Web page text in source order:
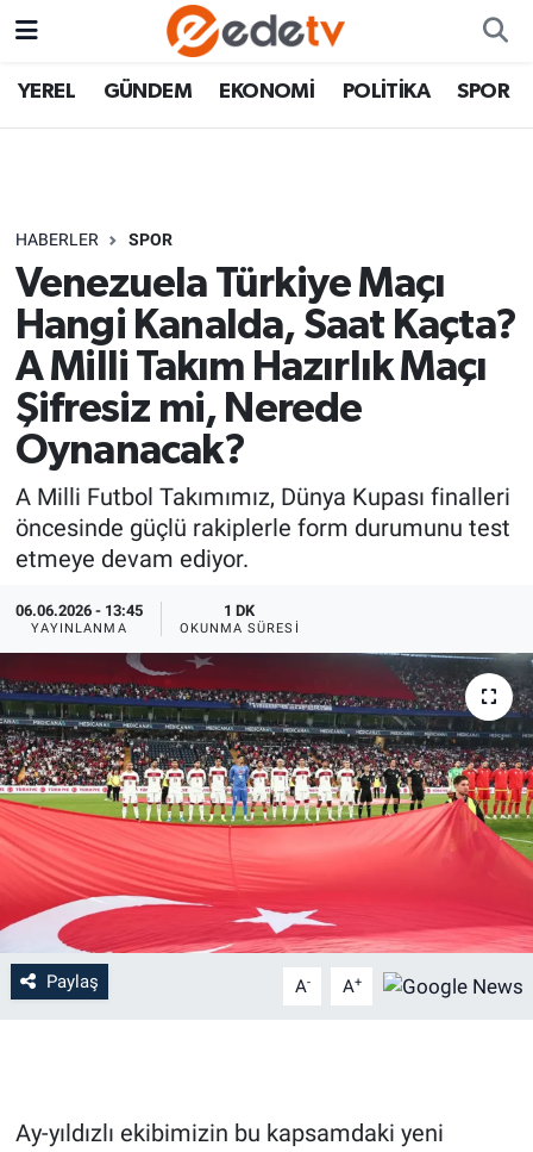
YEREL GÜNDEM EKONOMİ POLİTİKA SPOR
HABERLER SPOR
Venezuela Türkiye Maçı
Hangi Kanalda, Saat Kaçta?
A Milli Takım Hazırlık Maçı
Şifresiz mi, Nerede
Oynanacak?
A Milli Futbol Takımımız, Dünya Kupası finalleri
öncesinde güçlü rakiplerle form durumunu test
etmeye devam ediyor.
06.06.2026 - 13:45
YAYINLANMA
1 DK
OKUNMA SÜRESI
Paylaş A- A+
Ay-yıldızlı ekibimizin bu kapsamdaki yeni